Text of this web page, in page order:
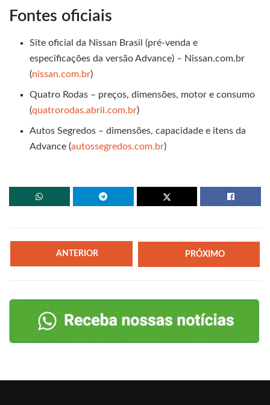
Fontes oficiais
Site oficial da Nissan Brasil (pré‑venda e
especificações da versão Advance) – Nissan.com.br
(nissan.com.br)
Quatro Rodas – preços, dimensões, motor e consumo
(quatrorodas.abril.com.br)
Autos Segredos – dimensões, capacidade e itens da
Advance (autossegredos.com.br)
ANTERIOR PRÓXIMO